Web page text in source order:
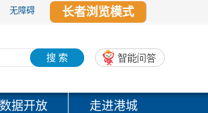
无障碍 长者浏览模式
搜 索
数据开放 走进港城